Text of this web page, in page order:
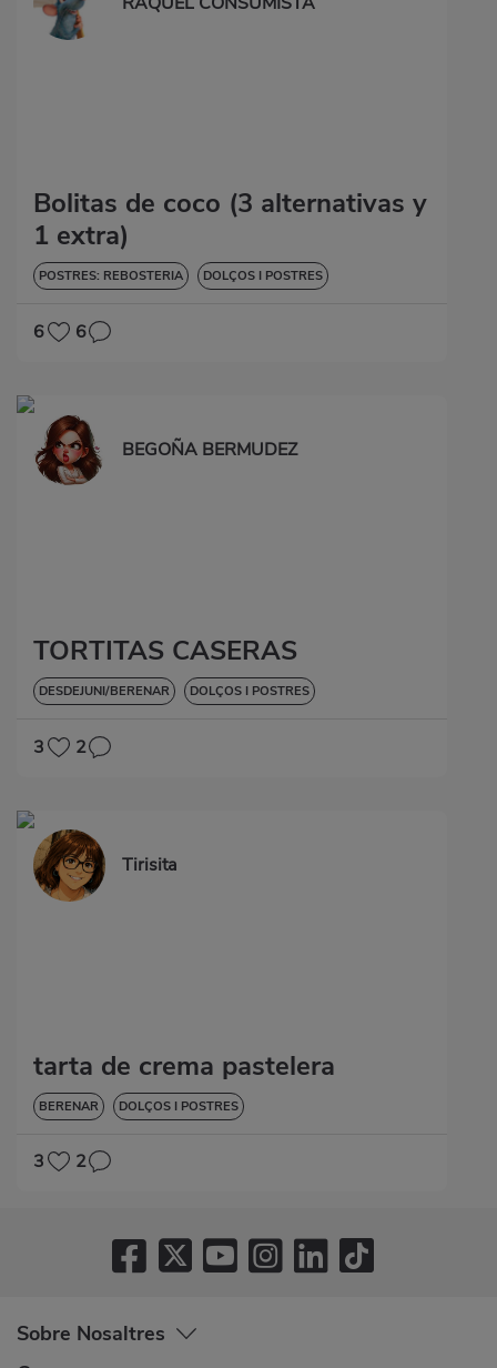
Bolitas de coco (3 alternativas y
1 extra)
POSTRES: REBOSTERIA DOLÇOS I POSTRES
6 6
BEGOÑA BERMUDEZ
TORTITAS CASERAS
DESDEJUNI/BERENAR DOLÇOS I POSTRES
3 2
Tirisita
tarta de crema pastelera
BERENAR DOLÇOS I POSTRES
3 2
Sobre Nosaltres